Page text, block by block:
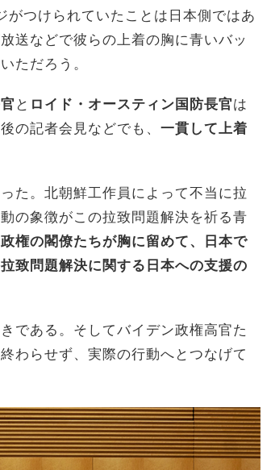
つけられていたことは日本側ではあ
送などで彼らの上着の胸に青いバッ
ただろう。
と ロイド・オースティン国防長官は
の記者会見などでも、 一貫して上着
た。北朝鮮工作員によって不当に拉
の象徴がこの拉致問題解決を祈る青
権の閣僚たちが胸に留めて、日本で
致問題解決に関する日本への支援の
である。そしてバイデン政権高官た
わらせず、実際の行動へとつなげて